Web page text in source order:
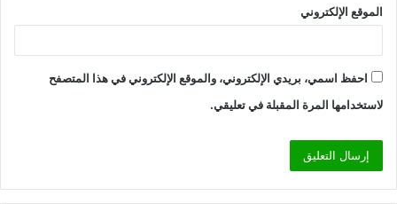
الموقع الإلكتروني
احفظ اسمي، بريدي الإلكتروني، والموقع الإلكتروني في هذا المتصفح
لاستخدامها المرة المقبلة في تعليقي.